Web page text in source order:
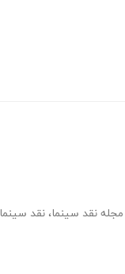
مجله نقد سینما، نقد سینما